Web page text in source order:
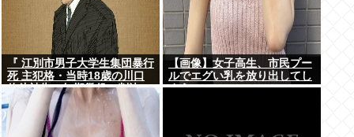
『 江別市男子大学生集団暴行
死 主犯格・当時18歳の川口
侑斗被告に無期懲役の判決』
昨日このスレ立ってた？
【画像】女子高生、市民プー
ルでエグい乳を放り出してし
まうwww